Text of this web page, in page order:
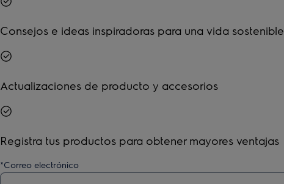
Consejos e ideas inspiradoras para una vida sostenible
Actualizaciones de producto y accesorios
Registra tus productos para obtener mayores ventajas
*Correo electrónico